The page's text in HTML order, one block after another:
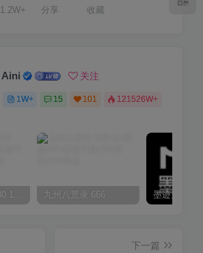
1.2W+ 分享 收藏
Aini 关注
1W+ 15 101 121526W+
和平精英-自瞄S30 1.0.0 九州八荒录 666
下一篇